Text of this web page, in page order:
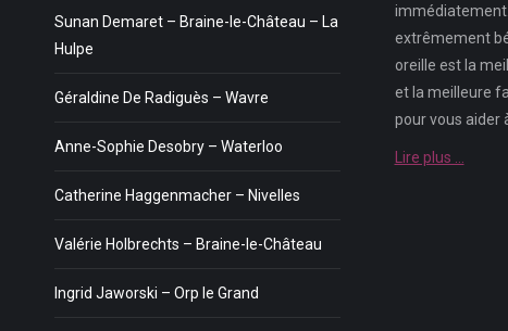
Sunan Demaret – Braine-le-Château – La
Hulpe
Géraldine De Radiguès – Wavre
Anne-Sophie Desobry – Waterloo
Catherine Haggenmacher – Nivelles
Valérie Holbrechts – Braine-le-Château
Ingrid Jaworski – Orp le Grand
extrêmement
oreille est la
et la meilleure
pour vous aider
Lire plus …